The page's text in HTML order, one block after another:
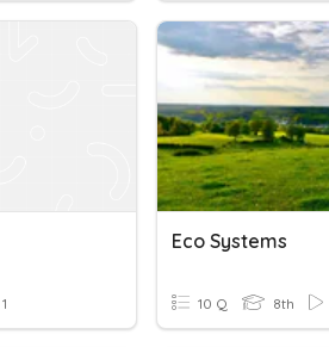
1
Eco Systems
10 Q 8th